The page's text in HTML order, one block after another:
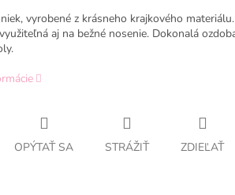
vyrobené z krásneho krajkového
aj na bežné nosenie. Dokonalá
OPÝTAŤ SA STRÁŽIŤ ZDIEĽAŤ